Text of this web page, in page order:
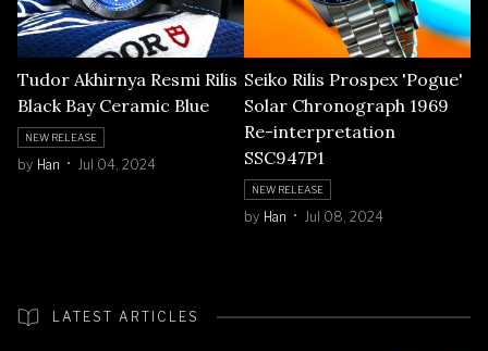
Tudor Akhirnya Resmi Rilis
Black Bay Ceramic Blue
NEW RELEASE
by Han Jul 04, 2024
Seiko Rilis Prospex 'Pogue'
Solar Chronograph 1969
Re-interpretation
SSC947P1
NEW RELEASE
by Han Jul 08, 2024
LATEST ARTICLES